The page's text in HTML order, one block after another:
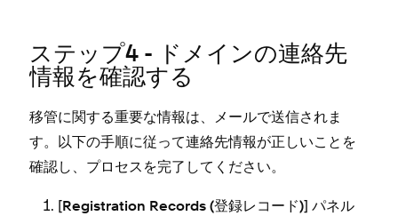
ステ⁠ップ4 - ドメインの連絡先
情報を確認する
移管に関する重要な情報は⁠、メ⁠ールで送信されま
す⁠。以下の手順に従⁠って連絡先情報が正しいことを
確認し⁠、プロセスを完了してください⁠。
[⁠Registration Records (⁠登録レコ⁠ード⁠)⁠] パネル